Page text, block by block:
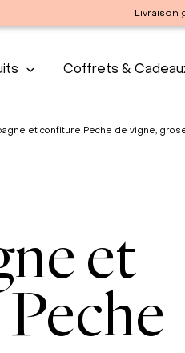
Livraison
Coffrets &
et confiture Peche de vigne,
et